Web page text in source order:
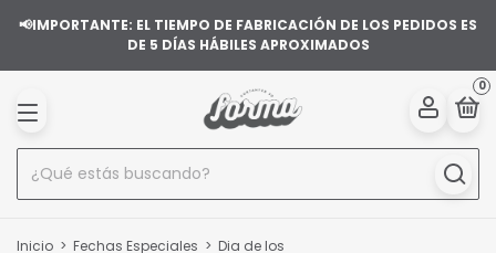
📢IMPORTANTE: EL TIEMPO DE FABRICACIÓN DE LOS PEDIDOS ES
DE 5 DÍAS HÁBILES APROXIMADOS
0
Inicio > Fechas Especiales > Dia de los